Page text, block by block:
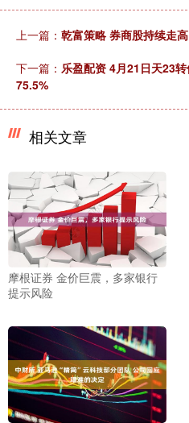
上一篇： 乾富策略 券商股持续走
下一篇： 乐盈配资 4月21日天23
75.5%
相关文章
摩根证券 金价巨震，多家银行
提示风险